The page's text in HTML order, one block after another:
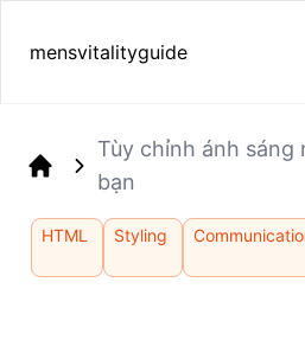
mensvitalityguide
Tùy chỉnh ánh
bạn
HTML Styling